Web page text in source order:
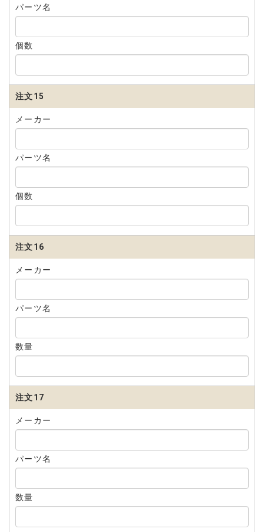
パーツ名
個数
注文15
メーカー
パーツ名
個数
注文16
メーカー
パーツ名
数量
注文17
メーカー
パーツ名
数量